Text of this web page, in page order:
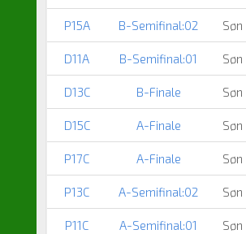
P15A B-Semifinal:02 Søn
D11A B-Semifinal:01 Søn
D13C B-Finale Søn
D15C A-Finale Søn
P17C A-Finale Søn
P13C A-Semifinal:02 Søn
P11C A-Semifinal:01 Søn